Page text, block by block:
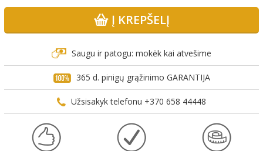
Į KREPŠELĮ
Saugu ir patogu: mokėk kai atvešime
365 d. pinigų grąžinimo GARANTIJA
Užsisakyk telefonu +370 658 44448